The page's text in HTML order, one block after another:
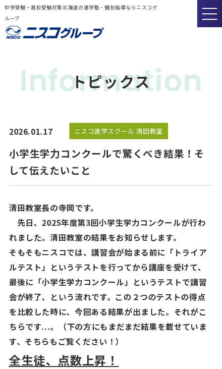
中学受験・高校受験対策北海道の進学塾・個別指導ならニスコグ
ループ
トピックス
Information
2026.01.17 ニスコ進学スクール 清田教室
小学生学力コンクールで驚くべき結果！そ
して伝えたいこと
清田教室長の寺岡です。
先日、2025年度第3回小学生学力コンクールが行わ
れました。清田教室の結果をお知らせします。
そもそもニスコでは、講習会が始まる前に「トライア
ルテスト」というテストを行ってから講座を受けて、
最後に「小学生学力コンクール」というテストで講習
会が終了、という流れです。この２つのテストの得点
を比較した時に、今回ある結果が出ました。それがこ
ちらです...。（下の方にもまだまだ結果を載せていま
す、そちらもご覧ください！）
全生徒、点数上昇！